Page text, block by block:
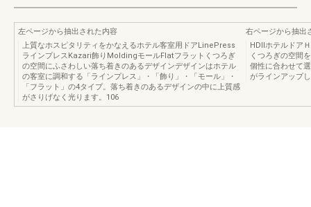
左ページから抽出された内容
上質なホスピタリティをかなえるホテル客室用ドアLinePress
ラインプレスKazari飾りMoldingモールFlatフラットくつろぎ
の空間にふさわしい落ち着きのあるデザインデザインはホテル
の客室に調和する「ラインプレス」・「飾り」・「モール」・
「フラット」の4タイプ。落ち着きのあるデザインの中に上質感
がさりげなく光ります。106
右ページから抽出
HDⅡホテルドア
くつろぎの空間
個性に合わせて
がラインアップ